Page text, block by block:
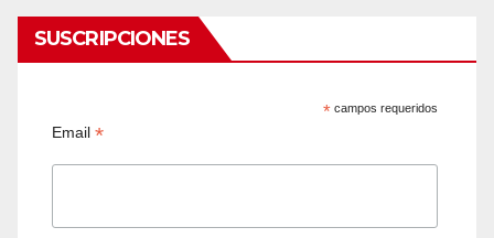
SUSCRIPCIONES
* campos requeridos
Email*